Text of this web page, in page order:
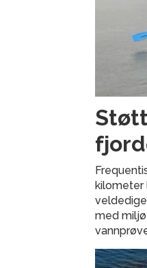
kilometer
med